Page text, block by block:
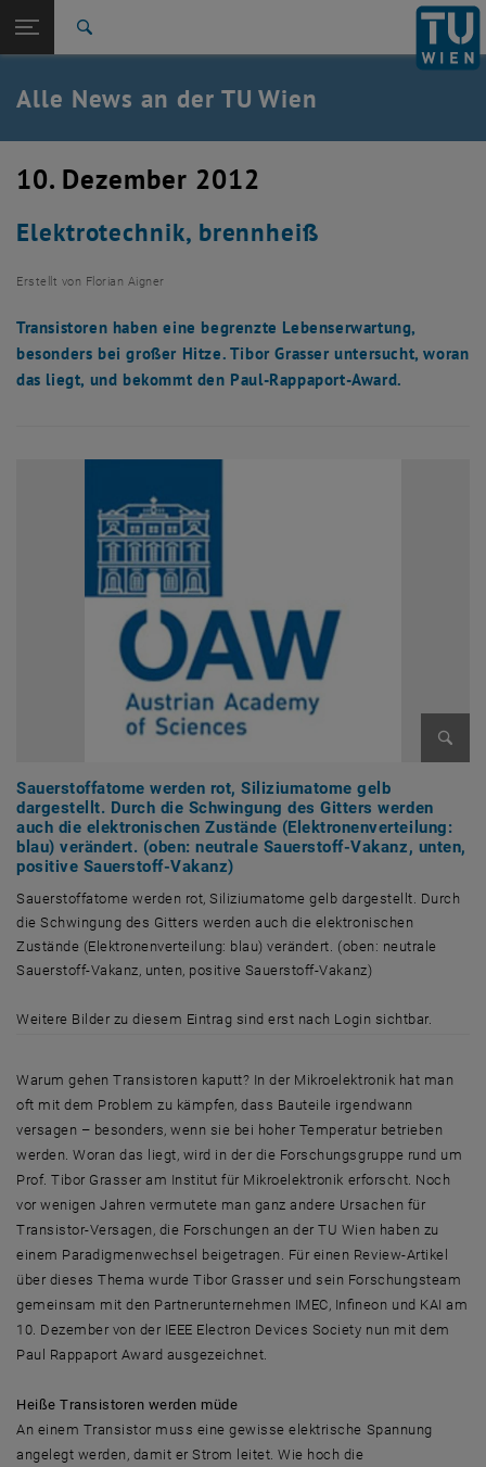
TU Login
Quicklinks
Quicklinks-Menü umschalten
Studium
Karriere
Zurück: Subseiten von TU Wien Startseite auflisten
Zurück zur letzten Ebene:
TU Wien Startseite
Übersicht
Alle News an der TU Wien
10. Dezember 2012
Elektrotechnik, brennheiß
Erstellt von Florian Aigner
Transistoren haben eine begrenzte Lebenserwartung,
besonders bei großer Hitze. Tibor Grasser untersucht, woran
das liegt, und bekommt den Paul-Rappaport-Award.
Sauerstoffatome werden rot, Siliziumatome gelb
dargestellt. Durch die Schwingung des Gitters werden
auch die elektronischen Zustände (Elektronenverteilung:
blau) verändert. (oben: neutrale Sauerstoff-Vakanz, unten,
positive Sauerstoff-Vakanz)
Sauerstoffatome werden rot, Siliziumatome gelb dargestellt. Durch
die Schwingung des Gitters werden auch die elektronischen
Zustände (Elektronenverteilung: blau) verändert. (oben: neutrale
Sauerstoff-Vakanz, unten, positive Sauerstoff-Vakanz)
Weitere Bilder zu diesem Eintrag sind erst nach Login sichtbar.
Warum gehen Transistoren kaputt? In der Mikroelektronik hat man
oft mit dem Problem zu kämpfen, dass Bauteile irgendwann
versagen – besonders, wenn sie bei hoher Temperatur betrieben
werden. Woran das liegt, wird in der die Forschungsgruppe rund um
Prof. Tibor Grasser am Institut für Mikroelektronik erforscht. Noch
vor wenigen Jahren vermutete man ganz andere Ursachen für
Transistor-Versagen, die Forschungen an der TU Wien haben zu
einem Paradigmenwechsel beigetragen. Für einen Review-Artikel
über dieses Thema wurde Tibor Grasser und sein Forschungsteam
gemeinsam mit den Partnerunternehmen IMEC, Infineon und KAI am
10. Dezember von der IEEE Electron Devices Society nun mit dem
Paul Rappaport Award ausgezeichnet.
Heiße Transistoren werden müde
An einem Transistor muss eine gewisse elektrische Spannung
angelegt werden, damit er Strom leitet. Wie hoch die